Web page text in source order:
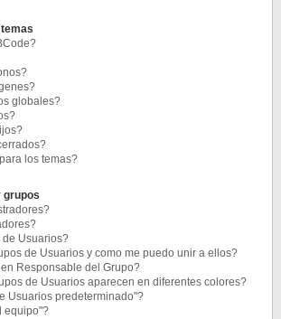
globales?
los temas?
grupos
de Usuarios?
de Usuarios y como me puedo unir a ellos?
Responsable del Grupo?
de Usuarios aparecen en diferentes colores?
Usuarios predeterminado"?
equipo"?